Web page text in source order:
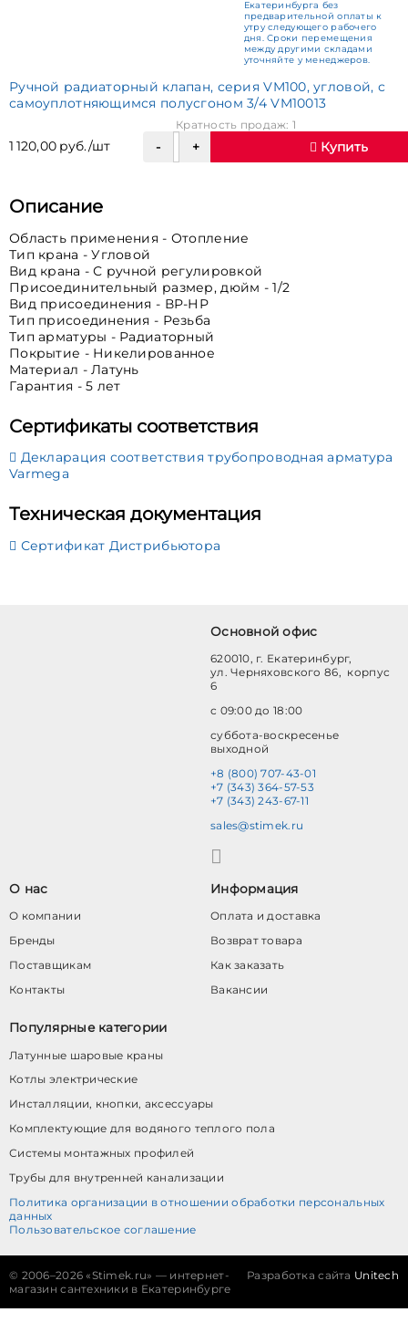
Екатеринбурга без
предварительной оплаты к
утру следующего рабочего
дня. Сроки перемещения
между другими складами
уточняйте у менеджеров.
Ручной радиаторный клапан, серия VM100, угловой, с
самоуплотняющимся полусгоном 3/4 VM10013
1 120,00 руб./шт
Кратность продаж: 1
Купить
Описание
Область применения - Отопление
Тип крана - Угловой
Вид крана - С ручной регулировкой
Присоединительный размер, дюйм - 1/2
Вид присоединения - ВР-НР
Тип присоединения - Резьба
Тип арматуры - Радиаторный
Покрытие - Никелированное
Материал - Латунь
Гарантия - 5 лет
Сертификаты соответствия
Декларация соответствия трубопроводная арматура
Varmega
Техническая документация
Сертификат Дистрибьютора
Основной офис
620010, г. Екатеринбург,
ул. Черняховского 86, корпус
6
с 09:00 до 18:00
суббота-воскресенье
выходной
+8 (800) 707-43-01
+7 (343) 364-57-53
+7 (343) 243-67-11
sales@stimek.ru
О нас
О компании
Бренды
Поставщикам
Контакты
Информация
Оплата и доставка
Возврат товара
Как заказать
Вакансии
Популярные категории
Латунные шаровые краны
Котлы электрические
Инсталляции, кнопки, аксессуары
Комплектующие для водяного теплого пола
Системы монтажных профилей
Трубы для внутренней канализации
Политика организации в отношении обработки персональных
данных
Пользовательское соглашение
© 2006–2026 «Stimek.ru» — интернет-
магазин сантехники в Екатеринбурге
Разработка сайта Unitech